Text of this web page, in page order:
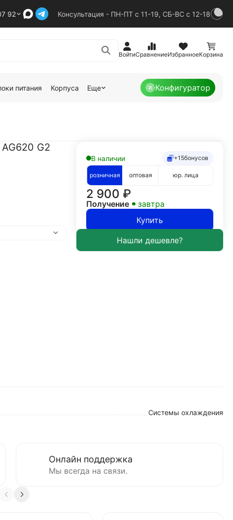
92 Консультация - ПН-ПТ с 11-19, СБ-ВС с 12-18
ВойтиСравнениеИзбранноеКорзина
питания Корпуса Еще Конфигуратор
G2
В наличии +15бонусов
розничная оптовая юр. лица
2 900 ₽
Получение
завтра
Купить
Системы охлаждения
Онлайн поддержка
Мы всегда на связи.